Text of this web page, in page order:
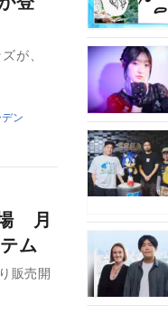
が、
ン
月
ム
販売開